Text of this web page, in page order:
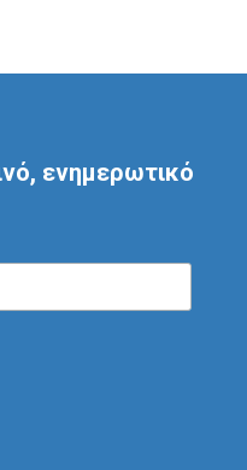
ενημερωτικό